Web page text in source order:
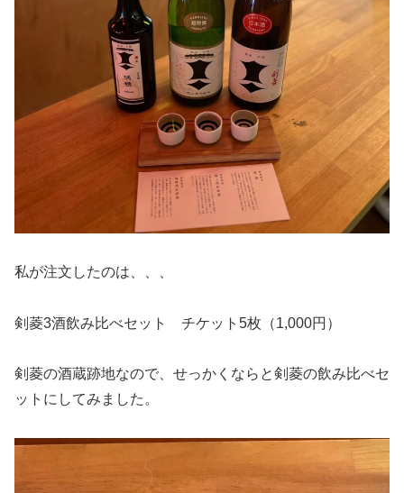
私が注文したのは、、、
剣菱3酒飲み比べセット チケット5枚（1,000円）
剣菱の酒蔵跡地なので、せっかくならと剣菱の飲み比べセ
ットにしてみました。